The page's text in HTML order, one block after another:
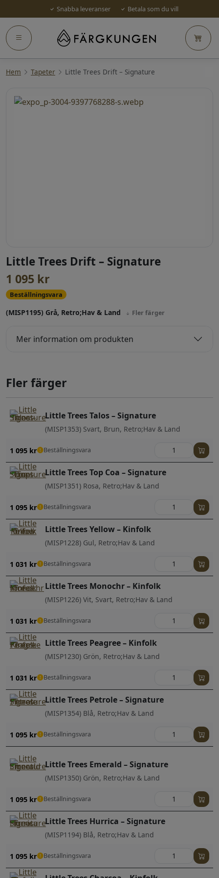
Snabba leveranser Betala som du vill
Hem Tapeter Little Trees Drift – Signature
Little Trees Drift – Signature
1 095 kr
Beställningsvara
(MISP1195) Grå, Retro;Hav & Land Fler färger
Mer information om produkten
Fler färger
Little Trees Talos – Signature
(MISP1353) Svart, Brun, Retro;Hav & Land
1 095 kr Beställningsvara
Little Trees Top Coa – Signature
(MISP1351) Rosa, Retro;Hav & Land
1 095 kr Beställningsvara
Little Trees Yellow – Kinfolk
(MISP1228) Gul, Retro;Hav & Land
1 031 kr Beställningsvara
Little Trees Monochr – Kinfolk
(MISP1226) Vit, Svart, Retro;Hav & Land
1 031 kr Beställningsvara
Little Trees Peagree – Kinfolk
(MISP1230) Grön, Retro;Hav & Land
1 031 kr Beställningsvara
Little Trees Petrole – Signature
(MISP1354) Blå, Retro;Hav & Land
1 095 kr Beställningsvara
Little Trees Emerald – Signature
(MISP1350) Grön, Retro;Hav & Land
1 095 kr Beställningsvara
Little Trees Hurrica – Signature
(MISP1194) Blå, Retro;Hav & Land
1 095 kr Beställningsvara